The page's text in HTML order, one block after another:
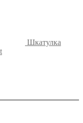
Шкатулка